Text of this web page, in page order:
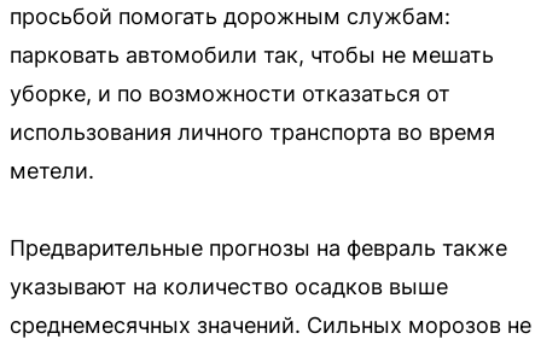
просьбой помогать дорожным службам:
парковать автомобили так, чтобы не мешать
уборке, и по возможности отказаться от
использования личного транспорта во время
метели.
Предварительные прогнозы на февраль также
указывают на количество осадков выше
среднемесячных значений. Сильных морозов не